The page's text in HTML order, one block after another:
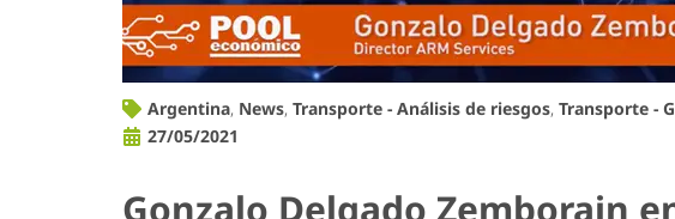
Argentina, News, Transporte - Análisis de riesgos, Transporte -
27/05/2021
Gonzalo Delgado Zemborain